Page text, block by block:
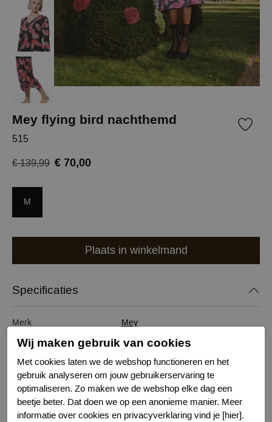
Mey flying bird nachthemd
515
€ 139,99 € 70,00
M
Plaats in winkelmand
Specificaties
Merk
Mey
Serie naam
Leveranciercode
Bestelcode
621101757
Kleur
Diverse
Materiaal
Modal
Wasvoorschrift
30 graden machinewas
Wij maken gebruik van cookies
Met cookies laten we de webshop functioneren en het
gebruik analyseren om jouw gebruikerservaring te
optimaliseren. Zo maken we de webshop elke dag een
beetje beter. Dat doen we op een anonieme manier. Meer
informatie over cookies en privacyverklaring vind je [hier].